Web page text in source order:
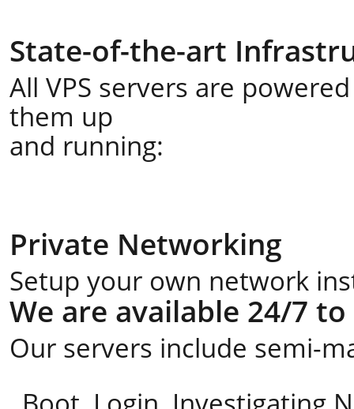
State-of-the-art
All VPS servers are
them up
and running:
Private Networking
Setup your own network
We are available 24/7
Our servers include semi-